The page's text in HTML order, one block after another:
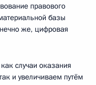
правового
базы
же, цифровая
случаи оказания
и увеличиваем путём